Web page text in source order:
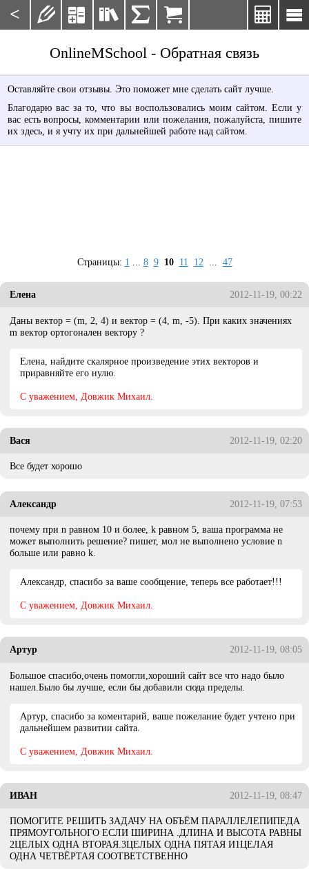
< 

    
OnlineMSchool - Обратная связь
Оставляйте свои отзывы. Это поможет мне сделать сайт лучше.
Благодарю вас за то, что вы воспользовались моим сайтом. Если у
вас есть вопросы, комментарии или пожелания, пожалуйста, пишите
их здесь, и я учту их при дальнейшей работе над сайтом.
Страницы: 1 ... 8 9 10 11 12... 47
Елена 2012-11-19, 00:22
Даны вектор = (m, 2, 4) и вектор = (4, m, -5). При каких значениях
m вектор ортогонален вектору ?
Елена, найдите скалярное произведение этих векторов и
приравняйте его нулю.
C уважением, Довжик Михаил.
Вася 2012-11-19, 02:20
Все будет хорошо
Александр 2012-11-19, 07:53
почему при n равном 10 и более, k равном 5, ваша программа не
может выполнить решение? пишет, мол не выполнено условие n
больше или равно k.
Александр, спасибо за ваше сообщение, теперь все работает!!!
C уважением, Довжик Михаил.
Артур 2012-11-19, 08:05
Большое спасибо,очень помогли,хороший сайт все что надо было
нашел.Было бы лучше, если бы добавили сюда пределы.
Артур, спасибо за коментарий, ваше пожелание будет учтено при
дальнейшем развитии сайта.
C уважением, Довжик Михаил.
ИВАН 2012-11-19, 08:47
ПОМОГИТЕ РЕШИТЬ ЗАДАЧУ НА ОБЪЁМ ПАРАЛЛЕЛЕПИПЕДА
ПРЯМОУГОЛЬНОГО ЕСЛИ ШИРИНА .ДЛИНА И ВЫСОТА РАВНЫ
2ЦЕЛЫХ ОДНА ВТОРАЯ.3ЦЕЛЫХ ОДНА ПЯТАЯ И1ЦЕЛАЯ
ОДНА ЧЕТВЁРТАЯ СООТВЕТСТВЕННО